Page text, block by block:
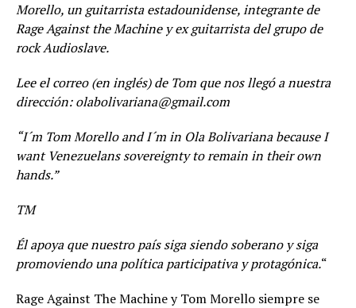
Morello, un guitarrista estadounidense, integrante de
Rage Against the Machine y ex guitarrista del grupo de
rock Audioslave.
Lee el correo (en inglés) de Tom que nos llegó a nuestra
dirección:olabolivariana@gmail.com
“I´m Tom Morello and I´m in Ola Bolivariana because I
want Venezuelans sovereignty to remain in their own
hands.”
TM
Él apoya que nuestro país siga siendo soberano y siga
promoviendo una política participativa y protagónica.“
Rage Against The Machine y Tom Morello siempre se